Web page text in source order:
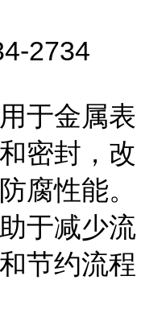
2734
于金属表
密封，改
腐性能。
于减少流
节约流程